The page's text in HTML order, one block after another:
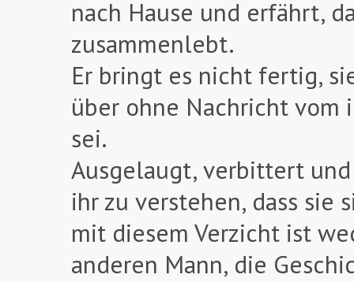
nach Hause und erfährt,
zusammenlebt.
Er bringt es nicht fertig,
über ohne Nachricht vom
sei.
Ausgelaugt, verbittert
ihr zu verstehen, dass
mit diesem Verzicht ist
anderen Mann, die